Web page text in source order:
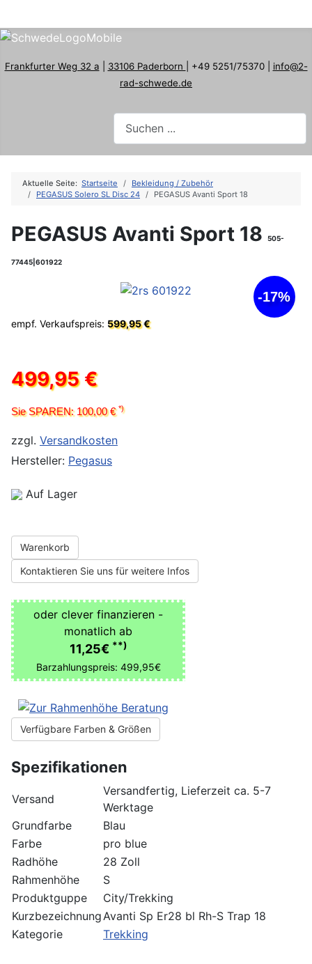
Frankfurter Weg 32 a 33106 Paderborn | +49 5251/75370 | info@2-
rad-schwede.de
Aktuelle Seite: Startseite
Bekleidung / Zubehör
PEGASUS Solero SL Disc 24
PEGASUS Avanti Sport 18
PEGASUS Avanti Sport 18 505-
77445|601922
-17%
empf. Verkaufspreis: 599,95 €
499,95 €
Sie SPAREN: 100,00 €*)
zzgl. Versandkosten
Hersteller: Pegasus
Auf Lager
Warenkorb
Kontaktieren Sie uns für weitere Infos
oder clever finanzieren -
monatlich ab
11,25€ **)
Barzahlungspreis: 499,95€
Verfügbare Farben & Größen
Spezifikationen
Versand
Versandfertig, Lieferzeit ca. 5-7
Werktage
Grundfarbe
Blau
Farbe
pro blue
Radhöhe
28 Zoll
Rahmenhöhe
S
Produktguppe
City/Trekking
Kurzbezeichnung Avanti Sp Er28 bl Rh-S Trap 18
Kategorie
Trekking